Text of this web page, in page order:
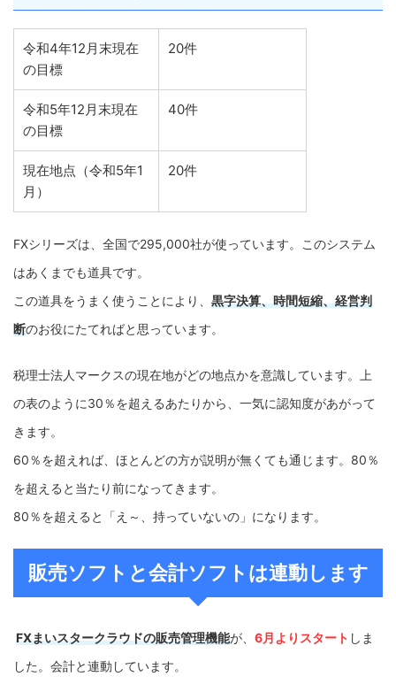
令和4年12月末現在
の目標
20件
令和5年12月末現在
の目標
40件
現在地点（令和5年1
月）
20件
FXシリーズは、全国で295,000社が使っています。このシステム
はあくまでも道具です。
この道具をうまく使うことにより、 黒字決算、時間短縮、経営判
断のお役にたてればと思っています。
税理士法人マークスの現在地がどの地点かを意識しています。上
の表のように30％を超えるあたりから、一気に認知度があがって
きます。
60％を超えれば、ほとんどの方が説明が無くても通じます。80％
を超えると当たり前になってきます。
80％を超えると「え～、持っていないの」になります。
販売ソフトと会計ソフトは連動します
FXまいスタークラウドの販売管理機能が、 6月よりスタート しま
した。会計と連動しています。